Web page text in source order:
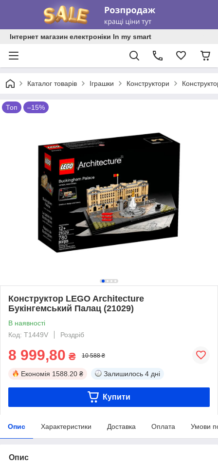
Інтернет магазин електроніки In my smart
Каталог товарів Іграшки Конструктори
Топ –15%
Конструктор LEGO Architecture
Букінгемський Палац (21029)
В наявності
Код: T1449V
Роздріб
8 999,80 ₴ 10 588 ₴
Економія 1588.20 ₴ Залишилось 4 дні
Купити
Опис Характеристики Доставка Оплата Умови
Опис